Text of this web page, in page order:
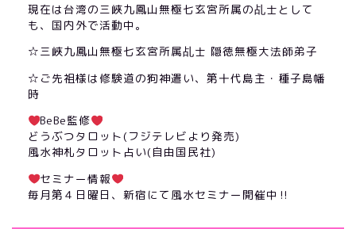
現在は台湾の三峽九鳳山無極七玄宮所属の乩士として
も、国内外で活動中。
☆三峽九鳳山無極七玄宮所属乩士 隠徳無極大法師弟子
☆ご先祖様は修験道の狗神遣い、第十代島主・種子島幡
時
BeBe監修
どうぶつタロット(フジテレビより発売)
風水神札タロット占い(自由国民社)
セミナー情報
毎月第４日曜日、新宿にて風水セミナー開催中‼︎